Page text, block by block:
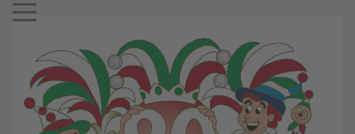
Mobile Menu Toggle